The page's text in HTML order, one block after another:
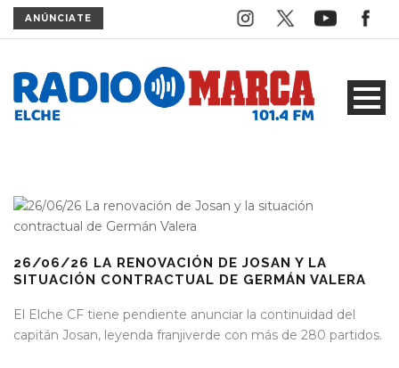
ANÚNCIATE
26/06/26 LA RENOVACIÓN DE JOSAN Y LA
SITUACIÓN CONTRACTUAL DE GERMÁN VALERA
El Elche CF tiene pendiente anunciar la continuidad del
capitán Josan, leyenda franjiverde con más de 280 partidos.